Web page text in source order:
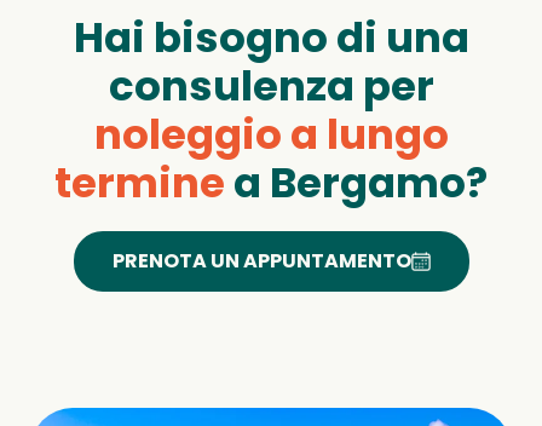
Hai bisogno di una
consulenza per
noleggio a lungo
terminea Bergamo?
PRENOTA UN APPUNTAMENTO